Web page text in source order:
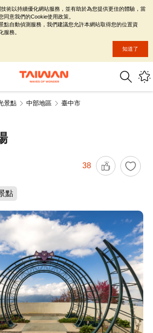
景點 中部地區 臺中市
38
點
術以持續優化網站服務，並有助於為您提供更佳的體驗，當
同意我們的Cookie使用政策。
點自動偵測服務，我們建議您允許本網站取得您的位置資
服務。
知道了